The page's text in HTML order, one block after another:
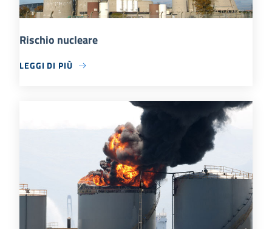
Rischio nucleare
LEGGI DI PIÙ